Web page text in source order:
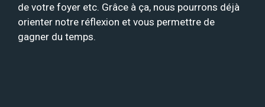
de votre foyer etc. Grâce à ça, nous pourrons déjà
orienter notre réflexion et vous permettre de
gagner du temps.